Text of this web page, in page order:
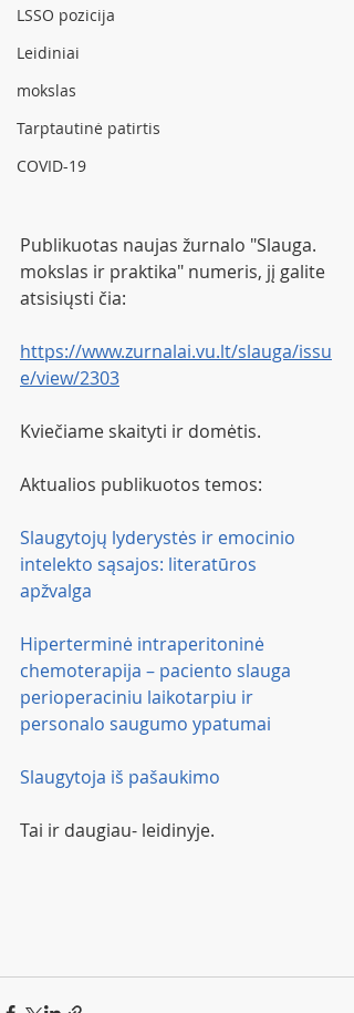
LSSO pozicija
Leidiniai
mokslas
Tarptautinė patirtis
COVID-19
Publikuotas naujas žurnalo "Slauga.
mokslas ir praktika" numeris, jį galite
atsisiųsti čia:
https://www.zurnalai.vu.lt/slauga/issu
e/view/2303
Kviečiame skaityti ir domėtis.
Aktualios publikuotos temos:
Slaugytojų lyderystės ir emocinio
intelekto sąsajos: literatūros
apžvalga
Hiperterminė intraperitoninė
chemoterapija – paciento slauga
perioperaciniu laikotarpiu ir
personalo saugumo ypatumai
Slaugytoja iš pašaukimo
Tai ir daugiau- leidinyje.